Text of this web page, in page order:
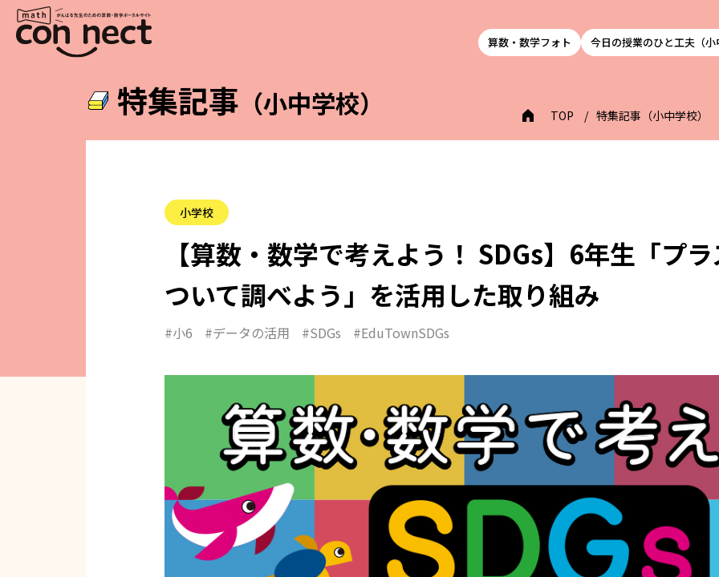
算数・数学フォト 今日の授業のひと工夫（小
特集記事 （小中学校） TOP 特集記事（小中学校）
小学校
【算数・数学で考えよう！ SDGs】6年生「プ
ついて調べよう」を活用した取り組み
#小6 #データの活用 #SDGs #EduTownSDGs